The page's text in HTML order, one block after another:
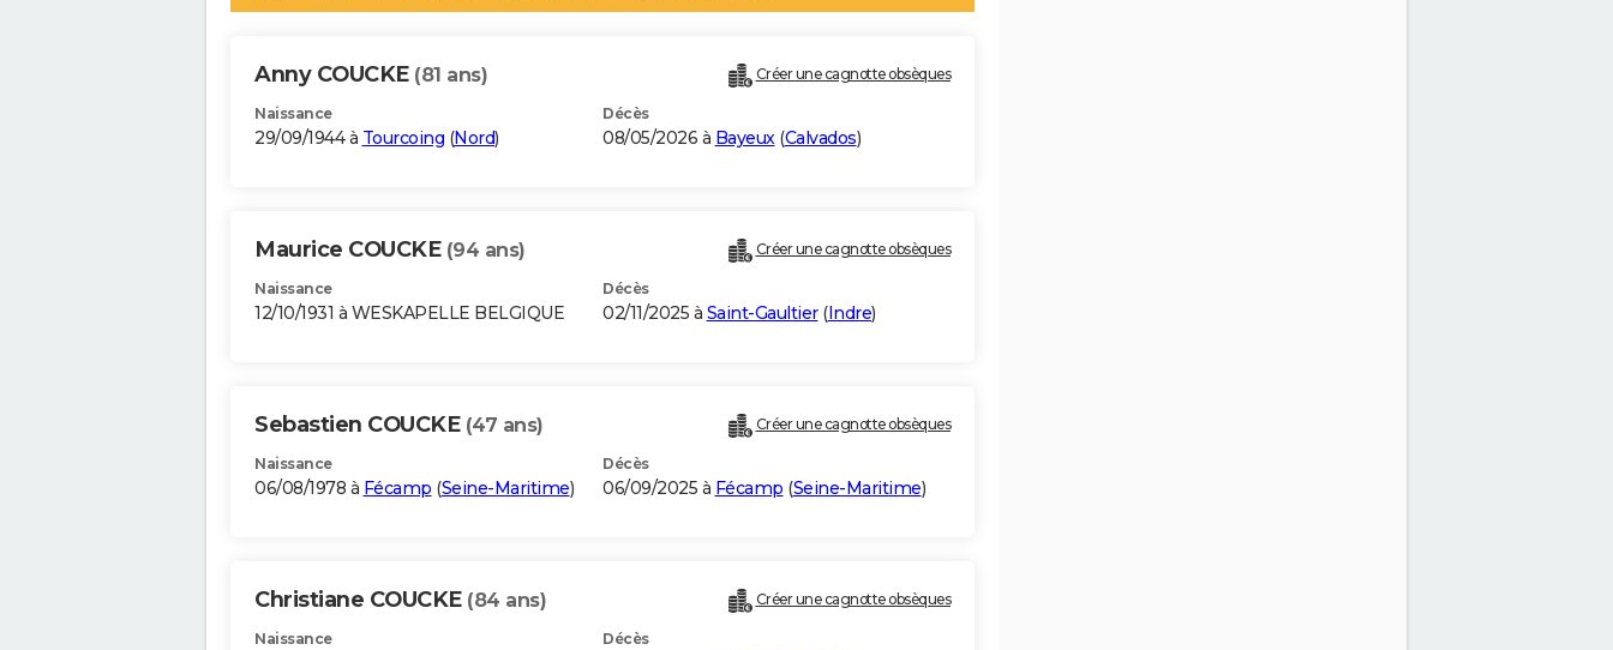
Anny COUCKE (81 ans) Créer une cagnotte obsèques
Naissance
29/09/1944 à Tourcoing (Nord)
Décès
08/05/2026 à Bayeux(Calvados)
Maurice COUCKE (94 ans) Créer une cagnotte obsèques
Naissance
12/10/1931 à WESKAPELLE BELGIQUE
Décès
02/11/2025 à Saint-Gaultier(Indre)
Sebastien COUCKE (47 ans) Créer une cagnotte obsèques
Naissance
06/08/1978 à Fécamp (Seine-Maritime)
Décès
06/09/2025 à Fécamp (Seine-Maritime)
Christiane COUCKE (84 ans) Créer une cagnotte obsèques
Naissance Décès